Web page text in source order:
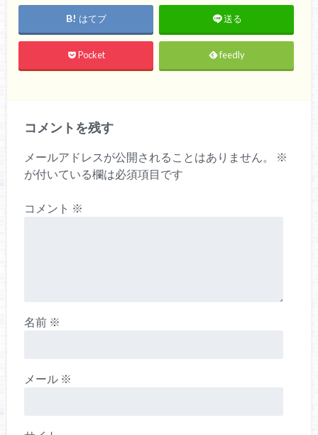
はてブ 送る
Pocket feedly
コメントを残す
メールアドレスが公開されることはありません。
※
が付いている欄は必須項目です
コメント ※
名前 ※
メール ※